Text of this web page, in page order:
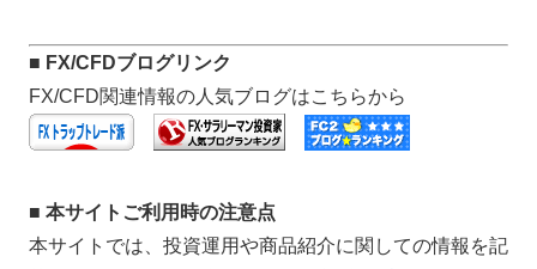
■ FX/CFDブログリンク
FX/CFD関連情報の人気ブログはこちらから
■ 本サイトご利用時の注意点
本サイトでは、投資運用や商品紹介に関しての情報を記